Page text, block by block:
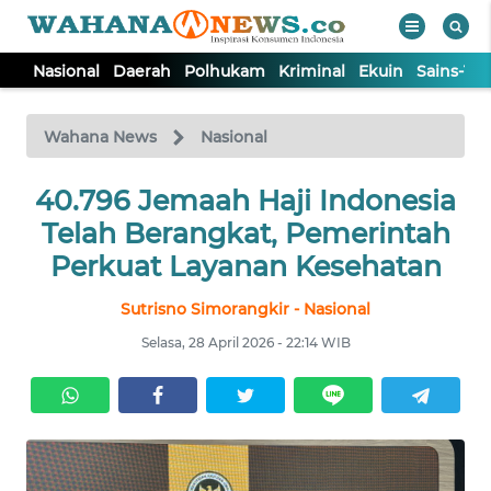
Nasional Daerah Polhukam Kriminal Ekuin Sains-
Wahana News Nasional
40.796 Jemaah Haji Indonesia
Telah Berangkat, Pemerintah
Perkuat Layanan Kesehatan
Sutrisno Simorangkir - Nasional
Selasa, 28 April 2026 - 22:14 WIB
TV
Tutup
NASIONAL
DAERAH
KRIMINAL
EKUIN